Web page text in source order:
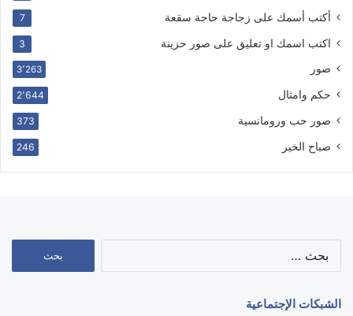
أكتب أسمك على زجاجة حاجة سقعة 7
اكتب اسمك او تعليق على صور حزينة 3
صور 3٬263
حكم وامثال 2٬644
صور حب ورومانسية 373
صباح الخير 246
الشبكات الإجتماعية